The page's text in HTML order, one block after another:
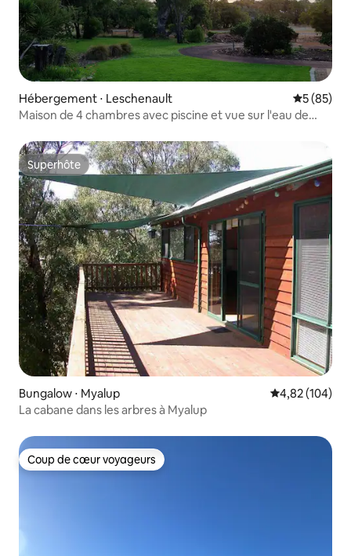
Hébergement ⋅ Leschenault
5 (85)
Maison de 4 chambres avec piscine et vue sur l'eau de
Superhôte
Superhôte
Bungalow ⋅ Myalup Évaluation
4,82 (104)
La cabane dans les arbres à Myalup
Coup de cœur voyageurs
Coup de cœur voyageurs